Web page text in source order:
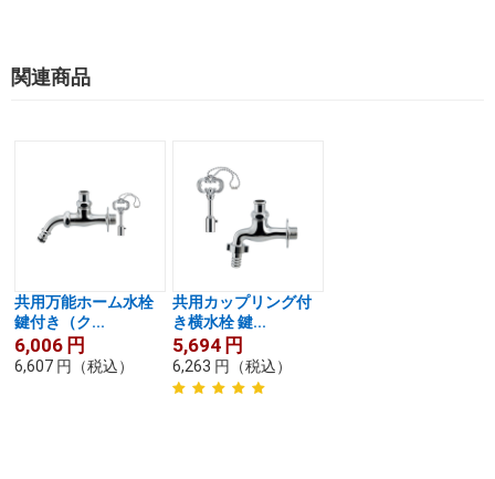
関連商品
共用万能ホーム水栓
鍵付き（ク...
6,006 円
6,607 円 （税込）
共用カップリング付
き横水栓 鍵...
5,694 円
6,263 円 （税込）